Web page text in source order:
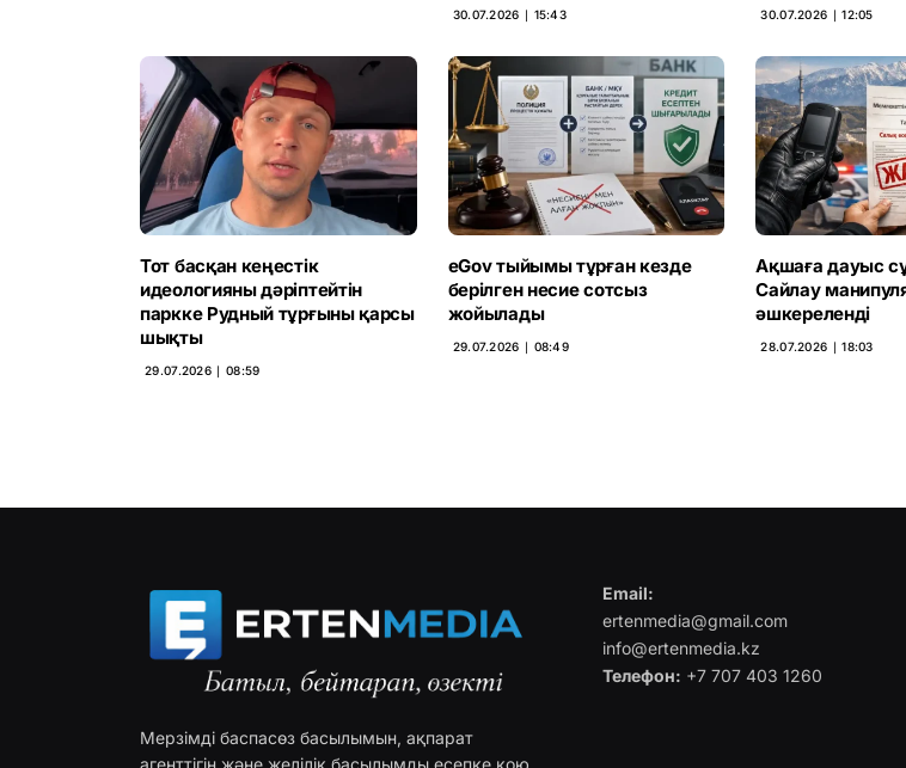
30.07.2026 ∣ 15:43 30.07.2026 ∣ 12:05
Тот басқан кеңестік
идеологияны дәріптейтін
паркке Рудный тұрғыны қарсы
шықты
29.07.2026 ∣ 08:59
eGov тыйымы тұрған кезде
берілген несие сотсыз
жойылады
29.07.2026 ∣ 08:49
Ақшаға дауыс
Сайлау
әшкереленді
28.07.2026 ∣ 18:03
Мерзімді баспасөз басылымын, ақпарат
Email:
ertenmedia@gmail.com
info@ertenmedia.kz
Телефон: +7 707 403 1260